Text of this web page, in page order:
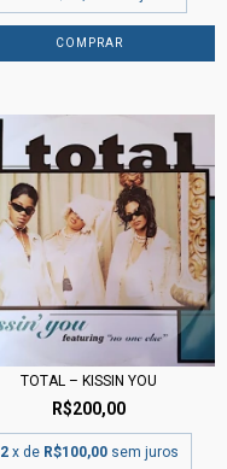
TOTAL – KISSIN YOU
R$200,00
2 x de R$100,00 sem juros